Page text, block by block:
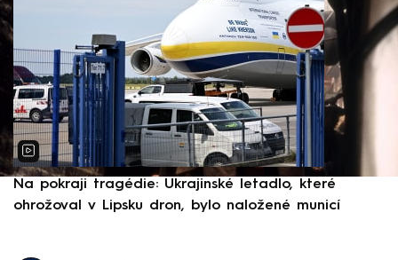
Na pokraji tragédie: Ukrajinské letadlo, které
ohrožoval v Lipsku dron, bylo naložené municí